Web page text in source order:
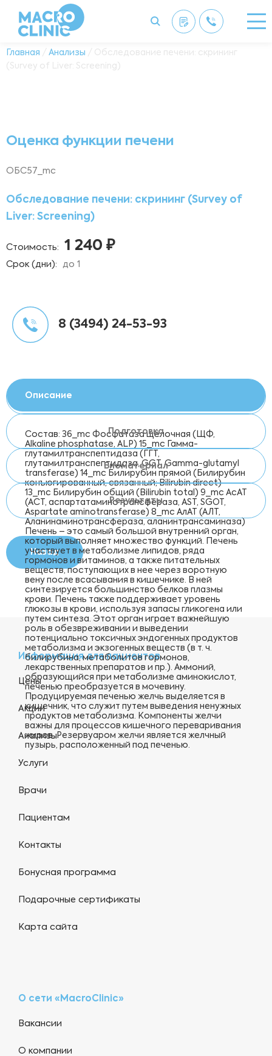
Главная / Анализы / Обследование печени: скрининг
(Survey of Liver: Screening)
Оценка функции печени
ОБС57_mc
Обследование печени: скрининг (Survey of
Liver: Screening)
Стоимость: 1 240 ₽
Срок (дни): до 1
8 (3494) 24-53-93
Описание
Состав: 36_mc Фосфатаза щёлочная (ЩФ,
Alkaline phosphatase, ALP) 15_mc Гамма-
глутамилтранспептидаза (ГГТ,
глутамилтранспептидаза, GGT, Gamma-glutamyl
transferase) 14_mc Билирубин прямой (Билирубин
конъюгированный, связанный; Bilirubin direct)
13_mc Билирубин общий (Bilirubin total) 9_mc АсАТ
(АСТ, аспартатаминотрансфераза, AST, SGOT,
Aspartate aminotransferase) 8_mc АлАТ (АЛТ,
Аланинаминотрансфераза, аланинтрансаминаза)
Печень – это самый большой внутренний орган,
который выполняет множество функций. Печень
участвует в метаболизме липидов, ряда
гормонов и витаминов, а также питательных
веществ, поступающих в нее через воротную
вену после всасывания в кишечнике. В ней
синтезируется большинство белков плазмы
крови. Печень также поддерживает уровень
глюкозы в крови, используя запасы гликогена или
путем синтеза. Этот орган играет важнейшую
роль в обезвреживании и выведении
потенциально токсичных эндогенных продуктов
метаболизма и экзогенных веществ (в т. ч.
билирубина, метаболитов гормонов,
лекарственных препаратов и пр.). Аммоний,
образующийся при метаболизме аминокислот,
печенью преобразуется в мочевину.
Продуцируемая печенью желчь выделяется в
кишечник, что служит путем выведения ненужных
продуктов метаболизма. Компоненты желчи
важны для процессов кишечного переваривания
жиров. Резервуаром желчи является желчный
пузырь, расположенный под печенью.
Подготовка
Биоматериал
Результаты
Назад
Информация для пациентов
Цены
Акции
Анализы
Услуги
Врачи
Пациентам
Контакты
Бонусная программа
Подарочные сертификаты
Карта сайта
О сети «MacroClinic»
Вакансии
О компании